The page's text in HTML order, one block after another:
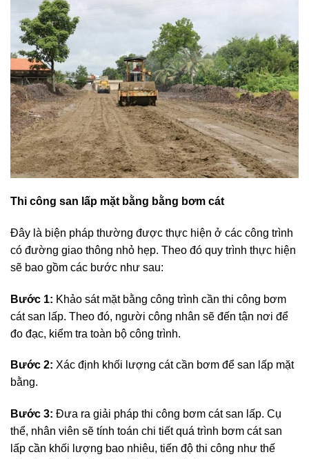
Thi công san lấp mặt bằng bằng bơm cát
Đây là biện pháp thường được thực hiện ở các công trình
có đường giao thông nhỏ hẹp. Theo đó quy trình thực hiện
sẽ bao gồm các bước như sau:
Bước 1: Khảo sát mặt bằng công trình cần thi công bơm
cát san lấp. Theo đó, người công nhân sẽ đến tận nơi để
đo đạc, kiểm tra toàn bộ công trình.
Bước 2: Xác định khối lượng cát cần bơm để san lấp mặt
bằng.
Bước 3: Đưa ra giải pháp thi công bơm cát san lấp. Cụ
thể, nhân viên sẽ tính toán chi tiết quá trình bơm cát san
lấp cần khối lượng bao nhiêu, tiến độ thi công như thế